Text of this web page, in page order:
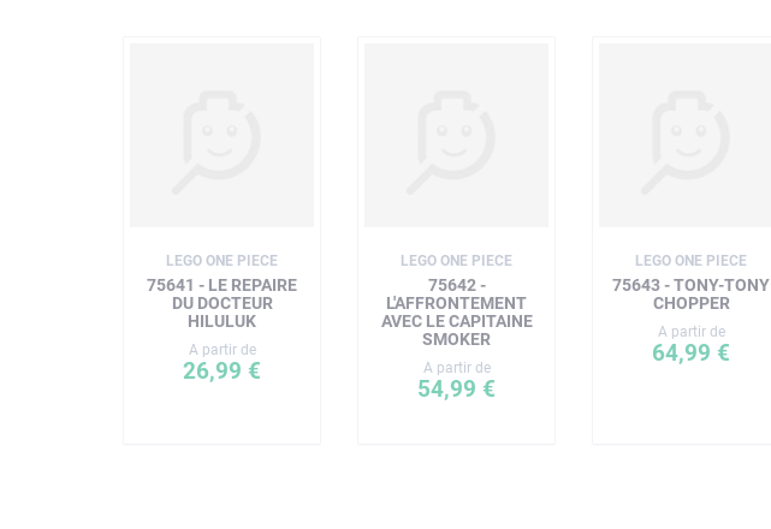
LEGO ONE PIECE
75641 - LE REPAIRE
DU DOCTEUR
HILULUK
A partir de
26,99 €
LEGO ONE PIECE
75642 -
L'AFFRONTEMENT
AVEC LE CAPITAINE
SMOKER
A partir de
54,99 €
LEGO ONE PIECE
75643 - TONY-TONY
CHOPPER
A partir de
64,99 €